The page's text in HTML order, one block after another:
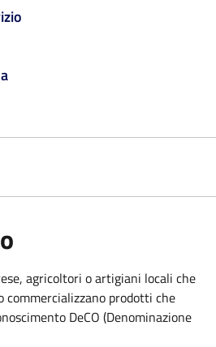
agricoltori o artigiani locali che
commercializzano prodotti che
DeCO (Denominazione